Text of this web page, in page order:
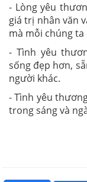
- Lòng yêu
giá trị nhân văn
mà mỗi chúng
- Tình yêu
sống đẹp hơn,
người khác.
- Tình yêu
trong sáng và